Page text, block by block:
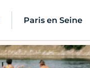
Paris en Seine